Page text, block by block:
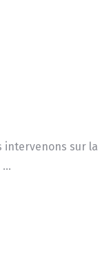
intervenons sur la
…